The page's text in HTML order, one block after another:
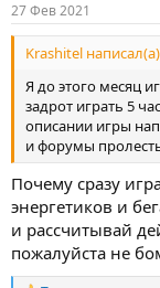
27 Фев 2021
Krashitel
Я до этого месяц
задрот играть 5
описании игры
и форумы
Почему сразу
энергетиков и
и рассчитывай
пожалуйста не